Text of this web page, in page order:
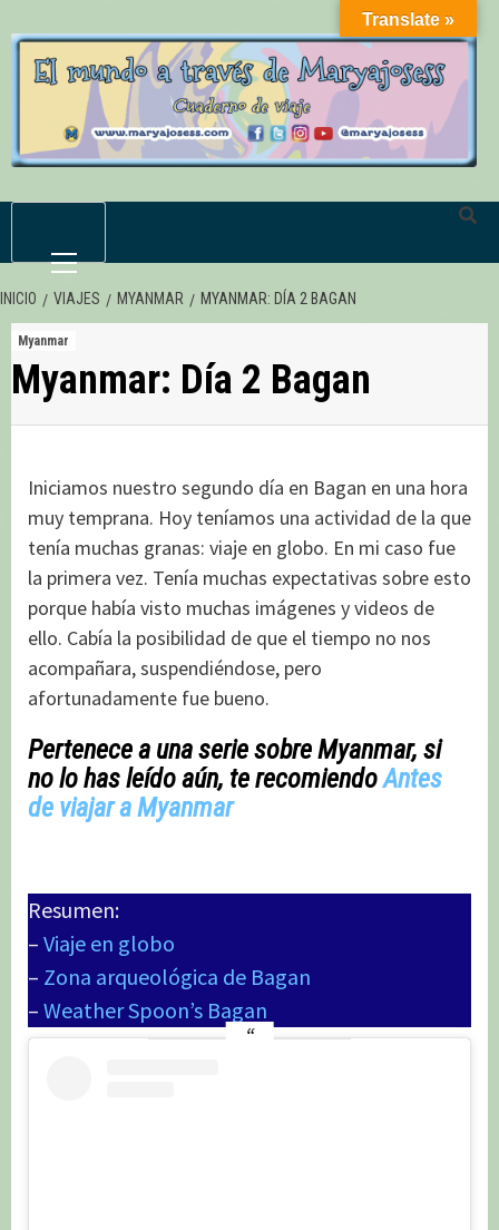
al
contenido
primario
INICIO VIAJES MYANMAR MYANMAR: DÍA 2 BAGAN
Myanmar
Myanmar: Día 2 Bagan
Iniciamos nuestro segundo día en Bagan en una hora
muy temprana. Hoy teníamos una actividad de la que
tenía muchas granas: viaje en globo. En mi caso fue
la primera vez. Tenía muchas expectativas sobre esto
porque había visto muchas imágenes y videos de
ello. Cabía la posibilidad de que el tiempo no nos
acompañara, suspendiéndose, pero
afortunadamente fue bueno.
Pertenece a una serie sobre Myanmar, si
no lo has leído aún, te recomiendoAntes
de viajar a Myanmar
Resumen:
– Viaje en globo
– Zona arqueológica de Bagan
– Weather Spoon’s Bagan
Translate »